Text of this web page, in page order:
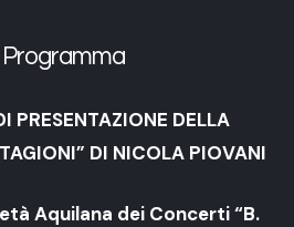
Programma
PRESENTAZIONE DELLA
DI NICOLA PIOVANI
Aquilana dei Concerti “B.